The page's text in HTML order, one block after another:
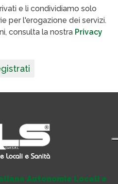
e li condividiamo solo
per l'erogazione dei servizi.
consulta la nostra Privacy
Autonomie Locali e